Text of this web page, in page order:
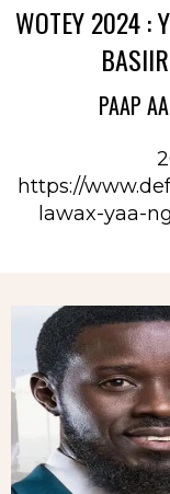
WOTEY 2024 :
PAAP
https://
lawax-yaa-